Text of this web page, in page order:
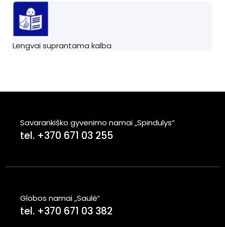
Lengvai suprantama kalba
Savarankiško gyvenimo namai „Spindulys“
tel. +370 671 03 255
Globos namai „Saulė“
tel. +370 671 03 382